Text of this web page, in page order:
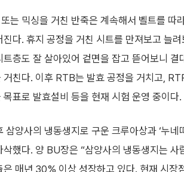
는 믹싱을 거친 반죽은 계속해서 벨트를 따
진다. 휴지 공정을 거친 시트를 만져보고 늘
트층도 잘 살아있어 겉면을 잡고 뜯어보니
거친다. 이후 RTB는 발효 공정을 거치고,
목표로 발효설비 등을 현재 시험 운영 중이다.
삼양사의 냉동생지로 구운 크루아상과 ‘누
삭했다. 양 BU장은 “삼양사의 냉동생지는
은 매년 30% 이상 성장하고 있다. 현재 시